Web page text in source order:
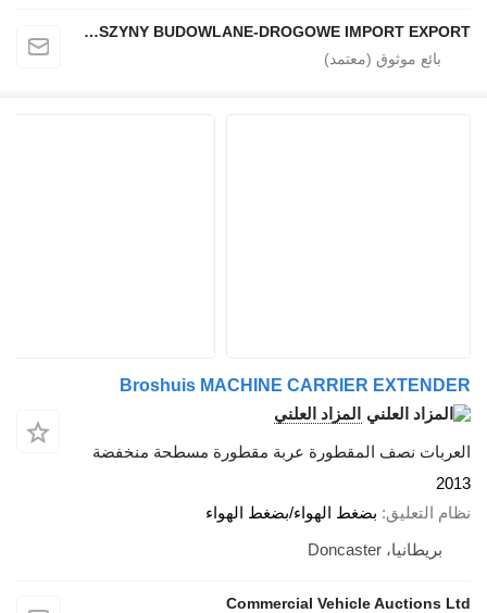
MASZYNY BUDOWLANE-DROGOWE IMPORT EXPORT
Broshuis MACHINE CARRIER EXTENDER
المزاد العلني
العربات نصف المقطورة عربة مقطورة مسطحة منخفضة
2013
نظام التعليق بضغط الهواء/بضغط الهواء
بريطانيا، Doncaster
Commercial Vehicle Auctions Ltd